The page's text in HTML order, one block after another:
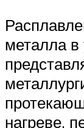
металла в
нагреве,